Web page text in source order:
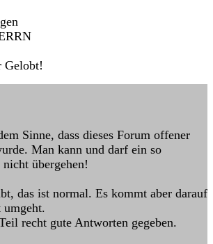
Gelobt!
Sinne, dass dieses Forum offener
Man kann und darf ein so
übergehen!
das ist normal. Es kommt aber darauf
recht gute Antworten gegeben.